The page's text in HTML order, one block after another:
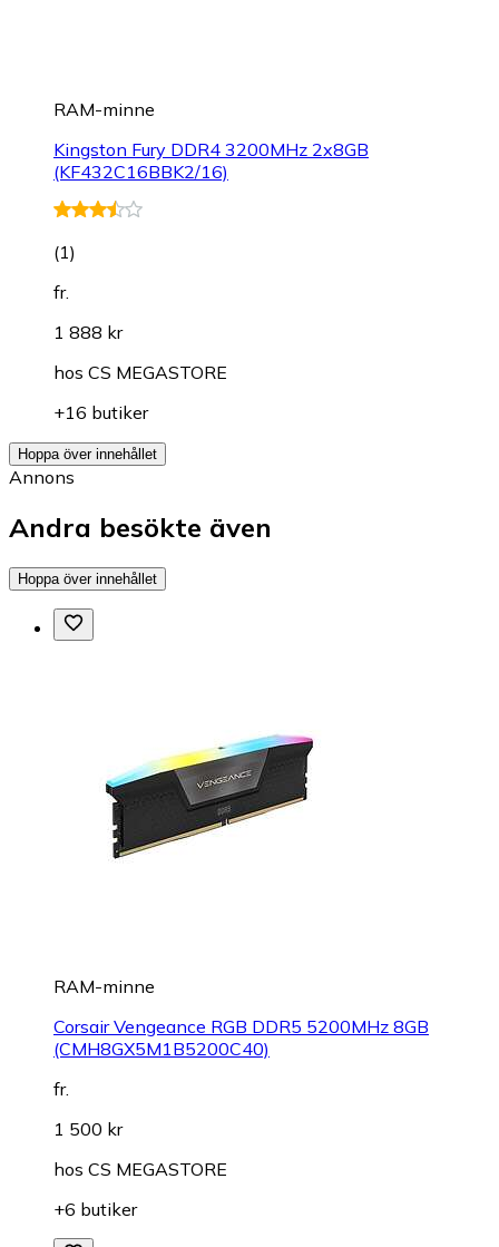
RAM-minne
Kingston Fury DDR4 3200MHz 2x8GB
(KF432C16BBK2/16)
(1)
fr.
1 888 kr
hos CS MEGASTORE
+16 butiker
Hoppa över innehållet
Annons
Andra besökte även
Hoppa över innehållet
RAM-minne
Corsair Vengeance RGB DDR5 5200MHz 8GB
(CMH8GX5M1B5200C40)
fr.
1 500 kr
hos CS MEGASTORE
+6 butiker